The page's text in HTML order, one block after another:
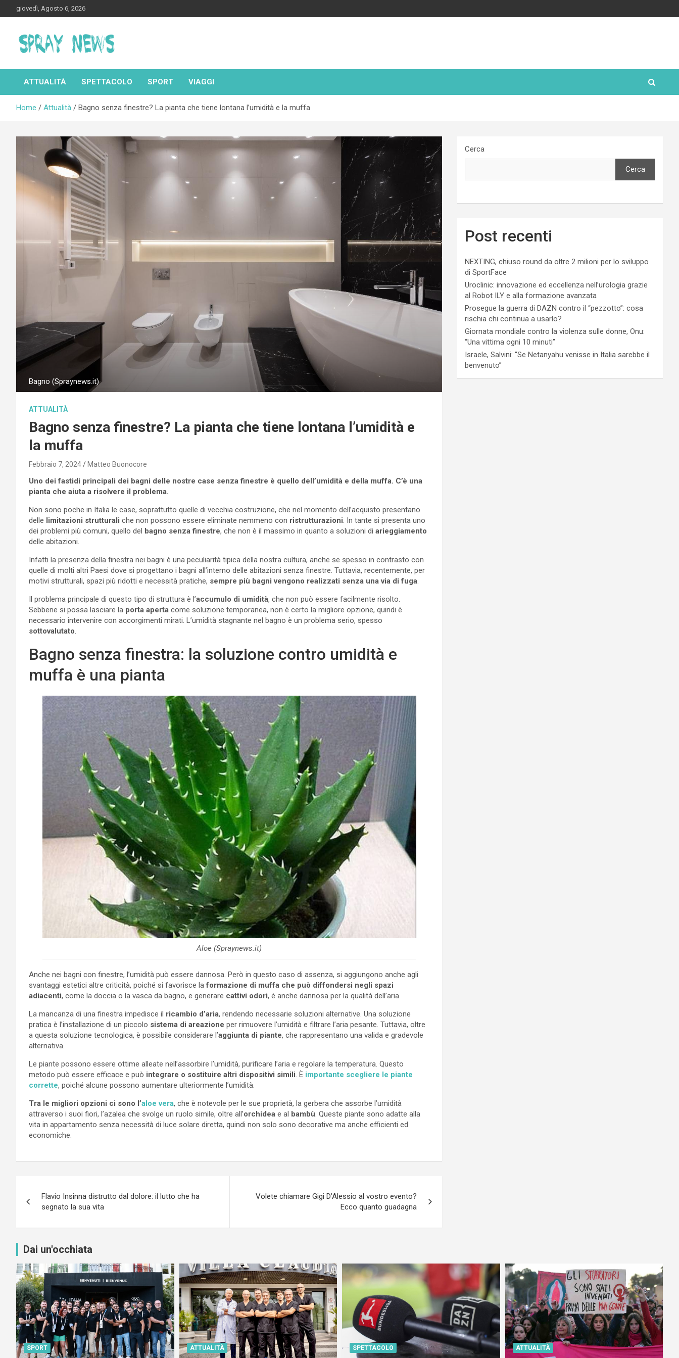
to
giovedì, Agosto 6, 2026
Spraynews.it
ATTUALITÀ SPETTACOLO SPORT VIAGGI
Home Attualità Bagno senza finestre? La pianta che tiene lontana l’umidità e la muffa
Bagno (Spraynews.it)
ATTUALITÀ
Bagno senza finestre? La pianta che tiene lontana l’umidità e
la muffa
Febbraio 7, 2024 Matteo Buonocore
Uno dei fastidi principali dei bagni delle nostre case senza finestre è quello dell’umidità e della muffa. C’è una
pianta che aiuta a risolvere il problema.
Non sono poche in Italia le case, soprattutto quelle di vecchia costruzione, che nel momento dell’acquisto presentano
delle limitazioni strutturali che non possono essere eliminate nemmeno con ristrutturazioni . In tante si presenta uno
dei problemi più comuni, quello del bagno senza finestre, che non è il massimo in quanto a soluzioni di arieggiamento
delle abitazioni.
Infatti la presenza della finestra nei bagni è una peculiarità tipica della nostra cultura, anche se spesso in contrasto con
quelle di molti altri Paesi dove si progettano i bagni all’interno delle abitazioni senza finestre. Tuttavia, recentemente, per
motivi strutturali, spazi più ridotti e necessità pratiche, sempre più bagni vengono realizzati senza una via di fuga
Il problema principale di questo tipo di struttura è l’accumulo di umidità, che non può essere facilmente risolto.
Sebbene si possa lasciare la porta aperta come soluzione temporanea, non è certo la migliore opzione, quindi è
necessario intervenire con accorgimenti mirati. L’umidità stagnante nel bagno è un problema serio, spesso
sottovalutato
Bagno senza finestra: la soluzione contro umidità e
muffa è una pianta
Aloe (Spraynews.it)
Anche nei bagni con finestre, l’umidità può essere dannosa. Però in questo caso di assenza, si aggiungono anche agli
svantaggi estetici altre criticità, poiché si favorisce laformazione di muffa che può diffondersi negli spazi
adiacenti, come la doccia o la vasca da bagno, e generare cattivi odori, è anche dannosa per la qualità dell’aria.
La mancanza di una finestra impedisce il ricambio d’aria, rendendo necessarie soluzioni alternative. Una soluzione
pratica è l’installazione di un piccolo sistema di areazione per rimuovere l’umidità e filtrare l’aria pesante. Tuttavia, oltre
a questa soluzione tecnologica, è possibile considerare l’aggiunta di piante, che rappresentano una valida e gradevole
alternativa.
Le piante possono essere ottime alleate nell’assorbire l’umidità, purificare l’aria e regolare la temperatura. Questo
metodo può essere efficace e può integrare o sostituire altri dispositivi simili . È importante scegliere le piante
corrette, poiché alcune possono aumentare ulteriormente l’umidità.
Tra le migliori opzioni ci sono l’aloe vera, che è notevole per le sue proprietà, la gerbera che assorbe l’umidità
attraverso i suoi fiori, l’azalea che svolge un ruolo simile, oltre all’orchidea e al bambù . Queste piante sono adatte alla
vita in appartamento senza necessità di luce solare diretta, quindi non solo sono decorative ma anche efficienti ed
economiche.
articoli
Flavio Insinna distrutto dal dolore: il lutto che ha
segnato la sua vita
Volete chiamare Gigi D’Alessio al vostro evento?
Ecco quanto guadagna
Cerca
Cerca
Post recenti
NEXTING, chiuso round da oltre 2 milioni per lo sviluppo
di SportFace
Uroclinic: innovazione ed eccellenza nell’urologia grazie
al Robot ILY e alla formazione avanzata
Prosegue la guerra di DAZN contro il “pezzotto”: cosa
rischia chi continua a usarlo?
Giornata mondiale contro la violenza sulle donne, Onu:
“Una vittima ogni 10 minuti”
Israele, Salvini: “Se Netanyahu venisse in Italia sarebbe il
benvenuto”
Dai un'occhiata
SPORT ATTUALITÀ SPETTACOLO ATTUALITÀ